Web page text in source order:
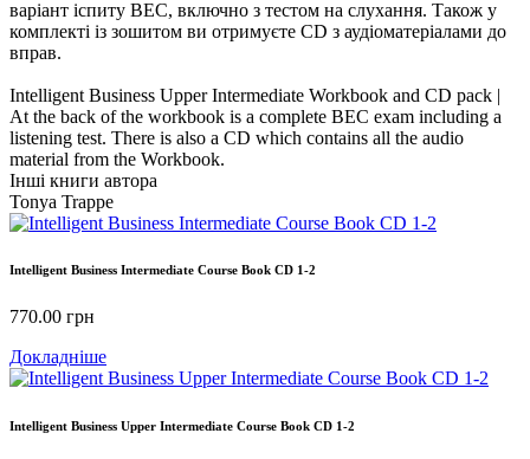
варіант іспиту ВЕС, включно з тестом на слухання. Також у
комплекті із зошитом ви отримуєте CD з аудіоматеріалами до
вправ.
Intelligent Business Upper Intermediate Workbook and CD pack |
At the back of the workbook is a complete BEC exam including a
listening test. There is also a CD which contains all the audio
material from the Workbook.
Інші книги автора
Tonya Trappe
Intelligent Business Intermediate Course Book CD 1-2
770.00 грн
Докладніше
Intelligent Business Upper Intermediate Course Book CD 1-2